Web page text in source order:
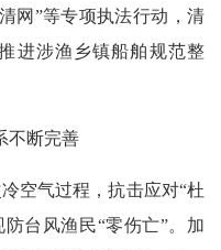
网”等专项执法行动，清
进涉渔乡镇船舶规范整
断完善
空气过程，抗击应对“杜
台风渔民“零伤亡”。加